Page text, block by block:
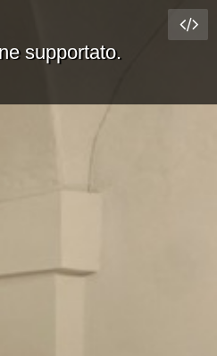
supportato.